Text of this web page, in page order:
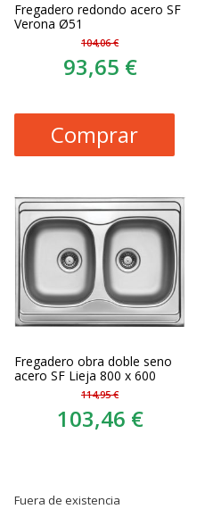
Fregadero redondo acero SF
Verona Ø51
104,06 €
93,65 €
Comprar
Fregadero obra doble seno
acero SF Lieja 800 x 600
114,95 €
103,46 €
Fuera de existencia